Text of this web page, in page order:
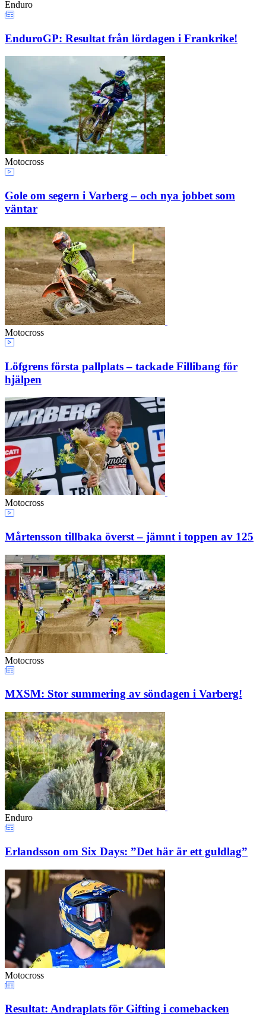
Enduro
EnduroGP: Resultat från lördagen i Frankrike!
Motocross
Gole om segern i Varberg – och nya jobbet som
väntar
Motocross
Löfgrens första pallplats – tackade Fillibang för
hjälpen
Motocross
Mårtensson tillbaka överst – jämnt i toppen av 125
Motocross
MXSM: Stor summering av söndagen i Varberg!
Enduro
Erlandsson om Six Days: ”Det här är ett guldlag”
Motocross
Resultat: Andraplats för Gifting i comebacken